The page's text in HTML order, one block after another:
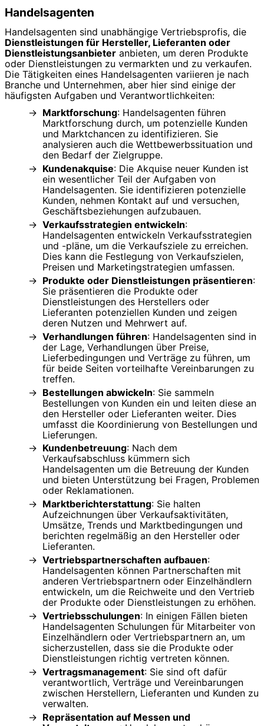
Handelsagenten
Handelsagenten sind unabhängige Vertriebsprofis, die
Dienstleistungen für Hersteller, Lieferanten oder
Dienstleistungsanbieter anbieten, um deren Produkte
oder Dienstleistungen zu vermarkten und zu verkaufen.
Die Tätigkeiten eines Handelsagenten variieren je nach
Branche und Unternehmen, aber hier sind einige der
häufigsten Aufgaben und Verantwortlichkeiten:
Marktforschung: Handelsagenten führen
Marktforschung durch, um potenzielle Kunden
und Marktchancen zu identifizieren. Sie
analysieren auch die Wettbewerbssituation und
den Bedarf der Zielgruppe.
Kundenakquise: Die Akquise neuer Kunden ist
ein wesentlicher Teil der Aufgaben von
Handelsagenten. Sie identifizieren potenzielle
Kunden, nehmen Kontakt auf und versuchen,
Geschäftsbeziehungen aufzubauen.
Verkaufsstrategien entwickeln:
Handelsagenten entwickeln Verkaufsstrategien
und -pläne, um die Verkaufsziele zu erreichen.
Dies kann die Festlegung von Verkaufszielen,
Preisen und Marketingstrategien umfassen.
Produkte oder Dienstleistungen präsentieren:
Sie präsentieren die Produkte oder
Dienstleistungen des Herstellers oder
Lieferanten potenziellen Kunden und zeigen
deren Nutzen und Mehrwert auf.
Verhandlungen führen: Handelsagenten sind in
der Lage, Verhandlungen über Preise,
Lieferbedingungen und Verträge zu führen, um
für beide Seiten vorteilhafte Vereinbarungen zu
treffen.
Bestellungen abwickeln: Sie sammeln
Bestellungen von Kunden ein und leiten diese an
den Hersteller oder Lieferanten weiter. Dies
umfasst die Koordinierung von Bestellungen und
Lieferungen.
Kundenbetreuung: Nach dem
Verkaufsabschluss kümmern sich
Handelsagenten um die Betreuung der Kunden
und bieten Unterstützung bei Fragen, Problemen
oder Reklamationen.
Marktberichterstattung: Sie halten
Aufzeichnungen über Verkaufsaktivitäten,
Umsätze, Trends und Marktbedingungen und
berichten regelmäßig an den Hersteller oder
Lieferanten.
Vertriebspartnerschaften aufbauen:
Handelsagenten können Partnerschaften mit
anderen Vertriebspartnern oder Einzelhändlern
entwickeln, um die Reichweite und den Vertrieb
der Produkte oder Dienstleistungen zu erhöhen.
Vertriebsschulungen: In einigen Fällen bieten
Handelsagenten Schulungen für Mitarbeiter von
Einzelhändlern oder Vertriebspartnern an, um
sicherzustellen, dass sie die Produkte oder
Dienstleistungen richtig vertreten können.
Vertragsmanagement: Sie sind oft dafür
verantwortlich, Verträge und Vereinbarungen
zwischen Herstellern, Lieferanten und Kunden zu
verwalten.
Repräsentation auf Messen und